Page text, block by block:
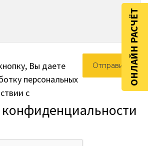
Вы даете
персональных
с
ОНЛАЙН РАСЧЁТ